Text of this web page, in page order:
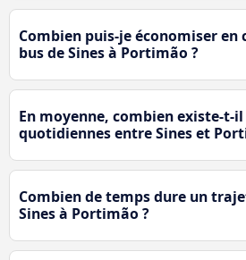
Combien puis-je économiser
bus de Sines à Portimão ?
En moyenne, combien existe-t-
quotidiennes entre Sines et
Combien de temps dure un
Sines à Portimão ?